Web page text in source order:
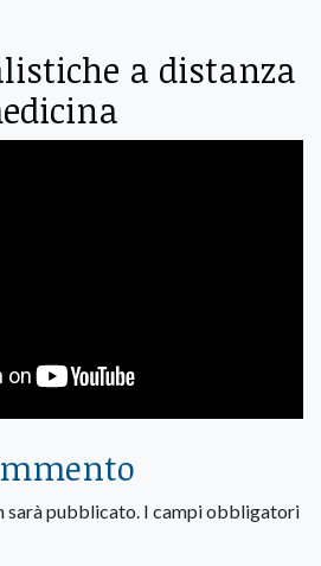
a distanza
sarà pubblicato. I campi obbligatori